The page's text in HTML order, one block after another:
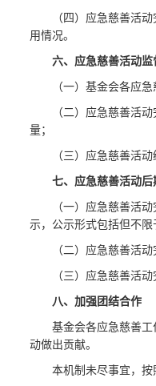
（四）应急慈善活
用情况。
六、应急慈善活动监
（一）基金会各应
（二）应急慈善活
量；
（三）应急慈善活
七、应急慈善活动
（一）应急慈善活
示，公示形式包括但不
（二）应急慈善活
（三）应急慈善活
八、加强团结合作
基金会各应急慈善
动做出贡献。
本机制未尽事宜，